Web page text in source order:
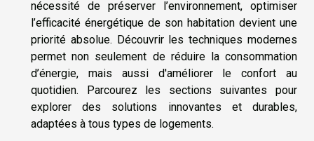
nécessité de préserver l’environnement, optimiser
l’efficacité énergétique de son habitation devient une
priorité absolue. Découvrir les techniques modernes
permet non seulement de réduire la consommation
d’énergie, mais aussi d'améliorer le confort au
quotidien. Parcourez les sections suivantes pour
explorer des solutions innovantes et durables,
adaptées à tous types de logements.